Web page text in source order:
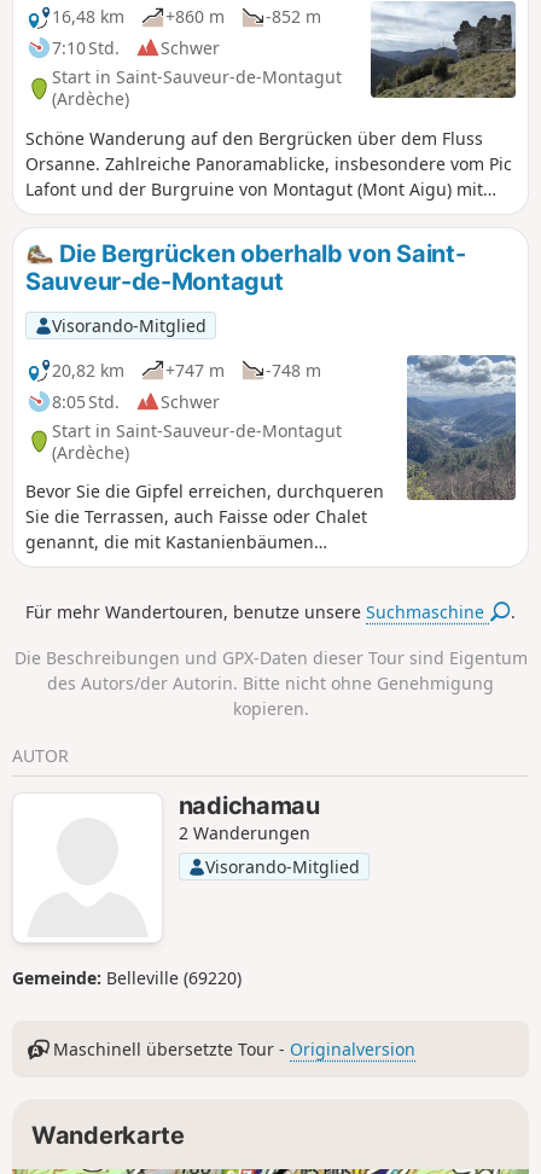
16,48 km
+860 m
-852 m
7:10 Std.
Schwer
Start in Saint-Sauveur-de-Montagut
(Ardèche)
Schöne Wanderung auf den Bergrücken über dem Fluss
Orsanne. Zahlreiche Panoramablicke, insbesondere vom Pic
Lafont und der Burgruine von Montagut (Mont Aigu) mit
Blick auf vier Täler: Eyrieux, Glueyre, Orsanne und Auzène.
Die Bergrücken oberhalb von Saint-
Sauveur-de-Montagut
Visorando-Mitglied
20,82 km
+747 m
-748 m
8:05 Std.
Schwer
Start in Saint-Sauveur-de-Montagut
(Ardèche)
Bevor Sie die Gipfel erreichen, durchqueren
Sie die Terrassen, auch Faisse oder Chalet
genannt, die mit Kastanienbäumen
bepflanzt sind, und typische Weiler. Von den
auf die Alpen, den Vercors und die Bergkette
Für mehr Wandertouren, benutze unsereSuchmaschine .
Die Beschreibungen und GPX-Daten dieser Tour sind Eigentum
des Autors/der Autorin. Bitte nicht ohne Genehmigung
kopieren.
AUTOR
nadichamau
2 Wanderungen
Visorando-Mitglied
Gemeinde: Belleville (69220)
Maschinell übersetzte Tour - Originalversion
Wanderkarte